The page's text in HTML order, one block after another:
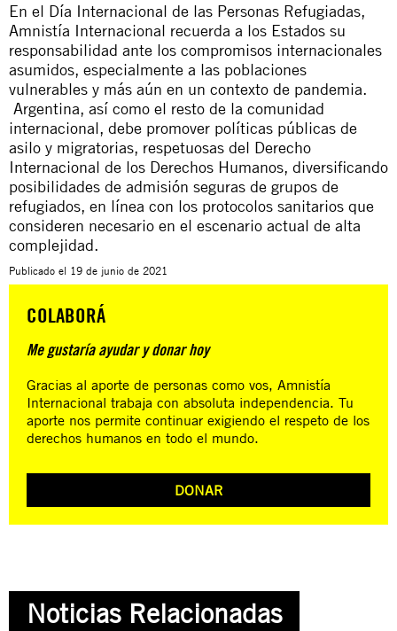
En el Día Internacional de las Personas Refugiadas,
Amnistía Internacional recuerda a los Estados su
responsabilidad ante los compromisos internacionales
asumidos, especialmente a las poblaciones
vulnerables y más aún en un contexto de pandemia.
Argentina, así como el resto de la comunidad
internacional, debe promover políticas públicas de
asilo y migratorias, respetuosas del Derecho
Internacional de los Derechos Humanos, diversificando
posibilidades de admisión seguras de grupos de
refugiados, en línea con los protocolos sanitarios que
consideren necesario en el escenario actual de alta
complejidad.
Publicado el 19 de junio de 2021
COLABORÁ
Me gustaría ayudar y donar hoy
Gracias al aporte de personas como vos, Amnistía
Internacional trabaja con absoluta independencia. Tu
aporte nos permite continuar exigiendo el respeto de los
derechos humanos en todo el mundo.
DONAR
Noticias Relacionadas